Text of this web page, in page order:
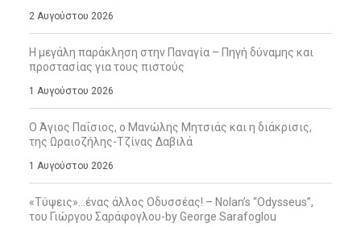
2 Αυγούστου 2026
Η μεγάλη παράκληση στην Παναγία – Πηγή δύναμης και
προστασίας για τους πιστούς
1 Αυγούστου 2026
Ο Άγιος Παΐσιος, ο Μανώλης Μητσιάς και η διάκρισις,
της Ωραιοζήλης-Τζίνας Δαβιλά
1 Αυγούστου 2026
«Τύψεις»…ένας άλλος Οδυσσέας! – Nolan’s “Odysseus”,
του Γιώργου Σαράφογλου-by George Sarafoglou